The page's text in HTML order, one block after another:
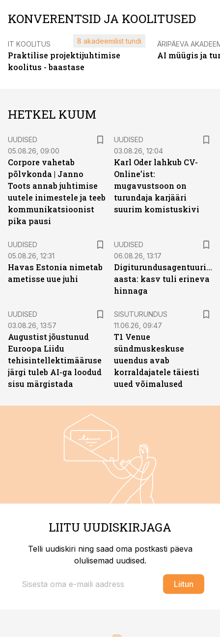
KONVERENTSID JA KOOLITUSED
IT KOOLITUS
Praktilise projektijuhtimise
koolitus - baastase
8 akadeemilist tundi ÄRIPÄEVA
AI müügis ja
HETKEL KUUM
UUDISED
05.08.26, 09:00
Corpore vahetab
põlvkonda | Janno
Toots annab juhtimise
uutele inimestele ja teeb
kommunikatsioonist
pika pausi
UUDISED
03.08.26, 12:04
Karl Oder lahkub CV-
Online’ist:
mugavustsoon on
turundaja karjääri
suurim komistuskivi
UUDISED
05.08.26, 12:31
Havas Estonia nimetab
ametisse uue juhi
UUDISED
06.08.26, 13:17
Digiturundusagentuuride
aasta: kasv tuli erineva
hinnaga
UUDISED
03.08.26, 13:57
Augustist jõustunud
Euroopa Liidu
tehisintellektimääruse
järgi tuleb AI-ga loodud
sisu märgistada
SISUTURUNDUS
11.06.26, 09:47
T1 Venue
sündmuskeskuse
uuendus avab
korraldajatele täiesti
uued võimalused
LIITU UUDISKIRJAGA
Telli uudiskiri ning saad oma postkasti päeva
olulisemad uudised.
Liitun